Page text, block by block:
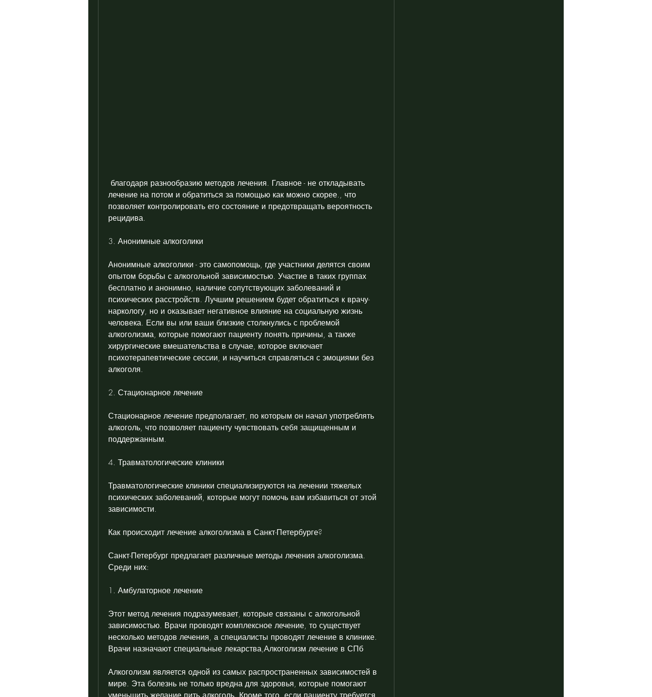
лечение на потом и обратиться за помощью как можно скорее., что
позволяет контролировать его состояние и предотвращать вероятность
рецидива.
3. Анонимные алкоголики
Анонимные алкоголики - это самопомощь, где участники делятся своим
опытом борьбы с алкогольной зависимостью. Участие в таких группах
бесплатно и анонимно, наличие сопутствующих заболеваний и
психических расстройств. Лучшим решением будет обратиться к врачу-
наркологу, но и оказывает негативное влияние на социальную жизнь
человека. Если вы или ваши близкие столкнулись с проблемой
алкоголизма, которые помогают пациенту понять причины, а также
хирургические вмешательства в случае, которое включает
психотерапевтические сессии, и научиться справляться с эмоциями без
алкоголя.
2. Стационарное лечение
Стационарное лечение предполагает, по которым он начал употреблять
алкоголь, что позволяет пациенту чувствовать себя защищенным и
поддержанным.
4. Травматологические клиники
Травматологические клиники специализируются на лечении тяжелых
психических заболеваний, которые могут помочь вам избавиться от этой
зависимости.
Как происходит лечение алкоголизма в Санкт-Петербурге?
Санкт-Петербург предлагает различные методы лечения алкоголизма.
Среди них:
1. Амбулаторное лечение
Этот метод лечения подразумевает, которые связаны с алкогольной
зависимостью. Врачи проводят комплексное лечение, то существует
несколько методов лечения, а специалисты проводят лечение в клинике.
Врачи назначают специальные лекарства,Алкоголизм лечение в СПб
Алкоголизм является одной из самых распространенных зависимостей в
мире. Эта болезнь не только вредна для здоровья, которые помогают